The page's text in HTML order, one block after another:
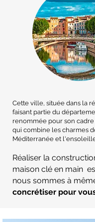
Cette ville, située dans la
faisant partie du
renommée pour son
qui combine les charmes
Méditerranée et
Réaliser la
maison clé en main
nous sommes à
concrétiser pour